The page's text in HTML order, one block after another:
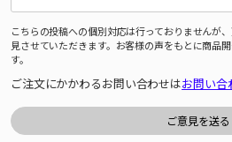
こちらの投稿への個別対応は行っておりませんが
見させていただきます。お客様の声をもとに商品
す。
ご注文にかかわるお問い合わせはお問い合